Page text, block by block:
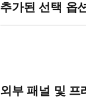
추가된 선택 옵션
외부 패널 및 프